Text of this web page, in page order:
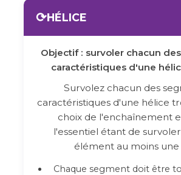
⟳HÉLICE
Objectif : survoler chacun
caractéristiques d'une
Survolez chacun des
caractéristiques d'une hélice
choix de l'enchaînement
l'essentiel étant de
élément au moins une
Chaque segment doit être